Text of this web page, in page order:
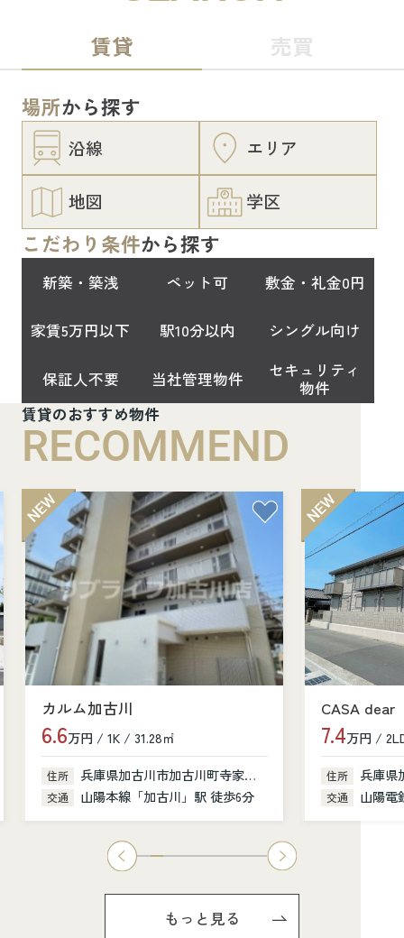
賃貸 売買
場所から探す
沿線 エリア
地図 学区
こだわり条件から探す
新築・築浅 ペット可 敷金・礼金0円
家賃5万円以下 駅10分以内 シングル向け
保証人不要 当社管理物件
セキュリティ
物件
賃貸のおすすめ物件
RECOMMEND
カルム加古川
6.6万円 / 1K / 31.28㎡
住所 兵庫県加古川市加古川町寺家町379-1
交通 山陽本線「加古川」駅 徒歩6分
CASA dear
7.4万円 /
住所 兵庫県
交通 山陽電
もっと見る